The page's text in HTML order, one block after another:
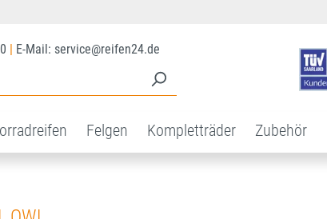
E-Mail: service@reifen24.de
Felgen Kompletträder Zubehör